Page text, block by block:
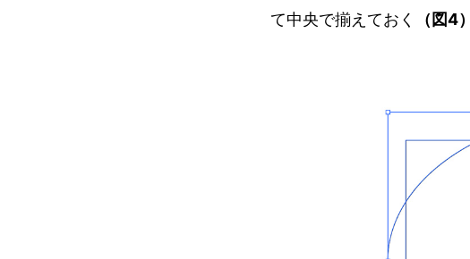
て中央で揃えておく
（図4